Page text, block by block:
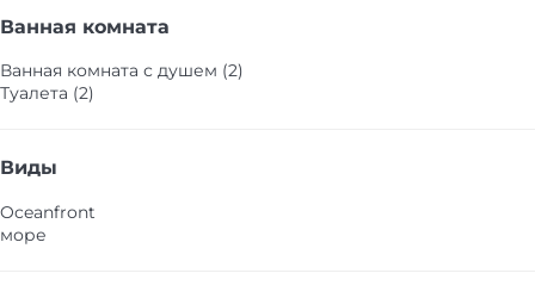
Ванная комната
Ванная комната с душем (2)
Туалета (2)
Виды
Oceanfront
море